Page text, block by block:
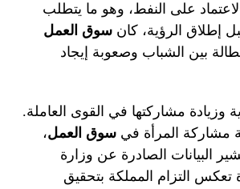
على النفط، وهو ما يتطلب
إطلاق الرؤية، كان سوق العمل
بين الشباب وصعوبة إيجاد
مشاركتها في القوى العاملة.
مشاركة المرأة في سوق العمل،
البيانات الصادرة عن وزارة
تعكس التزام المملكة بتحقيق